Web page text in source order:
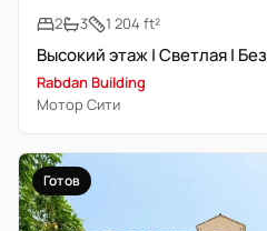
2
3 1 204 ft²
Rabdan Building
Мотор Сити
Готов